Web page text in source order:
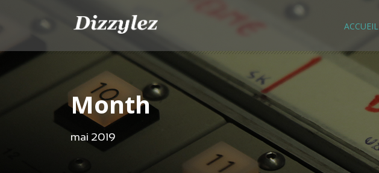
ACCUEIL
Month
mai 2019